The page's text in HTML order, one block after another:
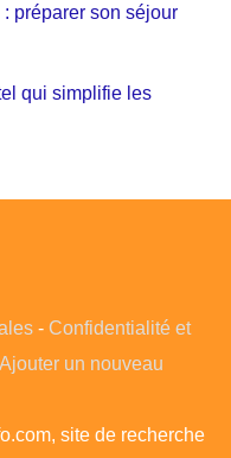
préparer son séjour
qui simplifie les
- Confidentialité et
Ajouter un nouveau
site de recherche